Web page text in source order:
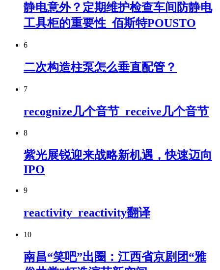
静电意外？定期维护检查车间防静电
工具柜的重要性_佰斯特POUSTO
6
二次构造柱泵怎么垂直配管？
7
recognize几个音节_receive几个音节
8
紫光展锐迎来战略新机遇，快速迈向
IPO
9
reactivity_reactivity翻译
10
南昌“笑吧”出圈：江西省京剧团“雅